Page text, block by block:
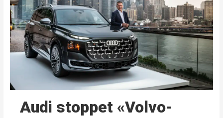
Audi stoppet «Volvo-